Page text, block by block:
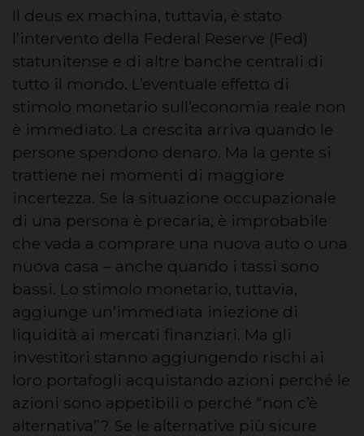
Il deus ex machina, tuttavia, è stato
l’intervento della Federal Reserve (Fed)
statunitense e di altre banche centrali di
tutto il mondo. L’eventuale effetto di
stimolo monetario sull’economia reale non
è immediato. La crescita arriva quando le
persone spendono denaro. Ma la gente si
trattiene nei momenti di maggiore
incertezza. Se la situazione occupazionale
di una persona è precaria, è improbabile
che vada a comprare una nuova auto o una
nuova casa – anche quando i tassi sono
bassi. Lo stimolo monetario, tuttavia,
aggiunge un’immediata iniezione di
liquidità ai mercati finanziari. Ma gli
investitori stanno aggiungendo rischi ai
loro portafogli acquistando azioni perché le
azioni sono appetibili o perché “non c’è
alternativa”? Se le alternative più sicure